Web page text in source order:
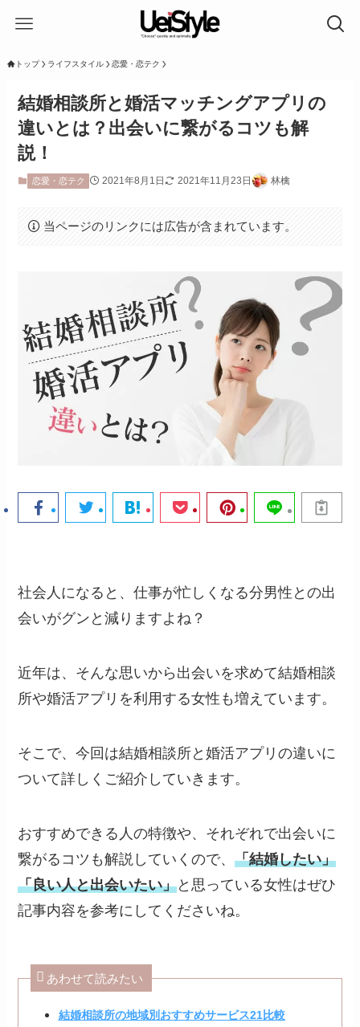
トップ ライフスタイル 恋愛・恋テク
結婚相談所と婚活マッチングアプリの
違いとは？出会いに繋がるコツも解
説！
恋愛・恋テク 2021年8月1日 2021年11月23日 林檎
当ページのリンクには広告が含まれています。
社会人になると、仕事が忙しくなる分男性との出
会いがグンと減りますよね？
近年は、そんな思いから出会いを求めて結婚相談
所や婚活アプリを利用する女性も増えています。
そこで、今回は結婚相談所と婚活アプリの違いに
ついて詳しくご紹介していきます。
おすすめできる人の特徴や、それぞれで出会いに
繋がるコツも解説していくので、「結婚したい」
「良い人と出会いたい」と思っている女性はぜひ
記事内容を参考にしてくださいね。
あわせて読みたい
結婚相談所の地域別おすすめサービス21比較